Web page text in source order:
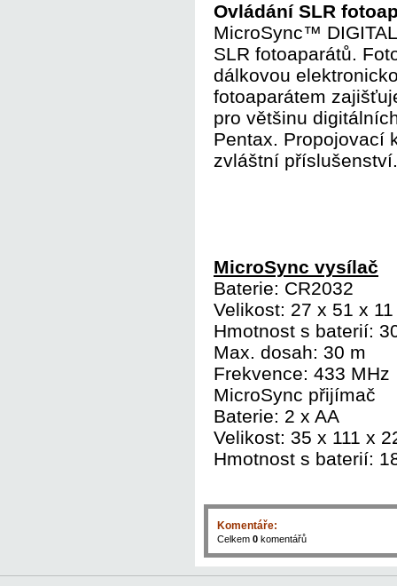
Ovládání SLR
MicroSync™
SLR fotoaparátů.
dálkovou
fotoaparátem
pro většinu
Pentax. Propojovací
zvláštní příslušenství.
MicroSync vysílač
Baterie: CR2032
Velikost: 27 x 51 x
Hmotnost s baterií:
Max. dosah: 30 m
Frekvence: 433 MHz
MicroSync přijímač
Baterie: 2 x AA
Velikost: 35 x 111 x
Hmotnost s baterií:
Komentáře:
Celkem 0 komentářů